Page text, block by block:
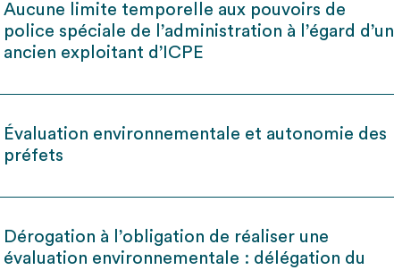
Aucune limite temporelle aux pouvoirs de
police spéciale de l’administration à l’égard d’un
ancien exploitant d’ICPE
Évaluation environnementale et autonomie des
préfets
Dérogation à l’obligation de réaliser une
évaluation environnementale : délégation du